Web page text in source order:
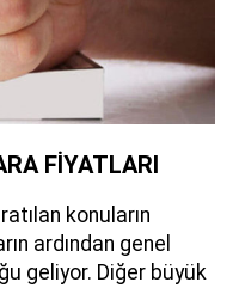
FİYATLARI
konuların
ardından genel
geliyor. Diğer büyük